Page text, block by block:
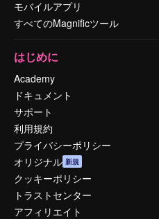
モバイルアプリ
すべてのMagnificツール
はじめに
Academy
ドキュメント
サポート
利用規約
プライバシーポリシー
オリジナル 新規
クッキーポリシー
トラストセンター
アフィリエイト